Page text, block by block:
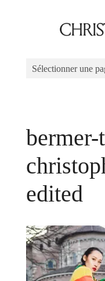
Sélectionner une
edited